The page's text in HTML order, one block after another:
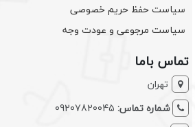
سیاست حفظ حریم خصوصی
سیاست مرجوعی و عودت وجه
تماس باما
تهران
شماره تماس: 09207820045